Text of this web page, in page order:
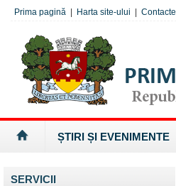
Prima pagină Harta site-ului Contacte
ȘTIRI ȘI EVENIMENTE
SERVICII